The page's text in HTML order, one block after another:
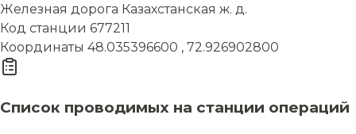
Железная дорога Казахстанская ж. д.
Код станции 677211
Координаты 48.035396600 , 72.926902800
Список проводимых на станции операций